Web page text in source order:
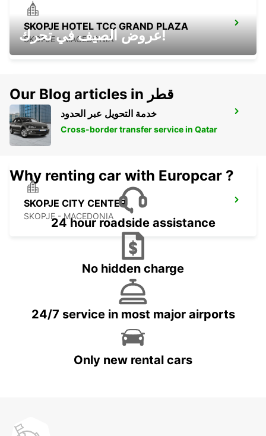
SKOPJE HOTEL TCC GRAND PLAZA
SKOPJE - MACEDONIA
SKOPJE ALEKSANDAR PALACE HOTEL
SKOPJE - MACEDONIA
SKOPJE CITY CENTER
SKOPJE - MACEDONIA
عروض الصيف في تحرك!
Our Blog articles in قطر
خدمة التحويل عبر الحدود
Cross-border transfer service in Qatar
Why renting car with Europcar ?
24 hour roadside assistance
No hidden charge
24/7 service in most major airports
Only new rental cars